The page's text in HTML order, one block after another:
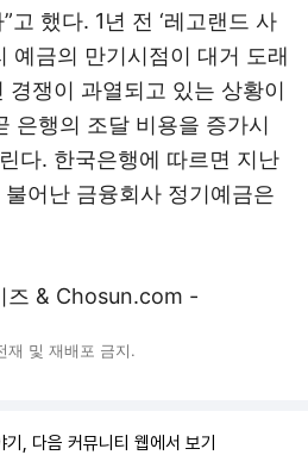
고 했다. 1년 전 ‘레고랜드 사
예금의 만기시점이 대거 도래
경쟁이 과열되고 있는 상황이
은행의 조달 비용을 증가시
다. 한국은행에 따르면 지난
어난 금융회사 정기예금은
& Chosun.com -
및 재배포 금지.
, 다음 커뮤니티 웹에서 보기